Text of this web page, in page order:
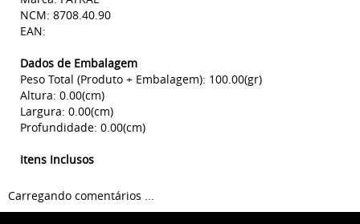
NCM: 8708.40.90
EAN:
Dados de Embalagem
Peso Total (Produto + Embalagem): 100.00(gr)
Altura: 0.00(cm)
Largura: 0.00(cm)
Profundidade: 0.00(cm)
Itens Inclusos
Carregando comentários ...